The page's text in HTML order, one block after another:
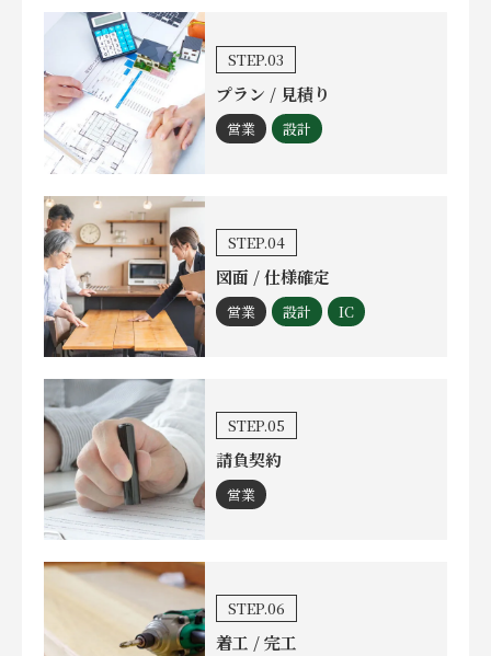
STEP.03
プラン / 見積り
営業 設計
STEP.04
図面 / 仕様確定
営業 設計 IC
STEP.05
請負契約
営業
STEP.06
着工 / 完工